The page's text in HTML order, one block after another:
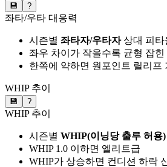
💾 ?
좌타/우타 대응력
시즌별 좌타자/우타자상대 피타
좌우 차이가 작을수록 균형 잡힌
한쪽에 약하면 원포인트 릴리프
WHIP 추이
💾 ?
WHIP 추이
시즌별 WHIP(이닝당 출루 허용)
WHIP 1.0 이하면 엘리트급
WHIP가 상승하면 컨디션 하락